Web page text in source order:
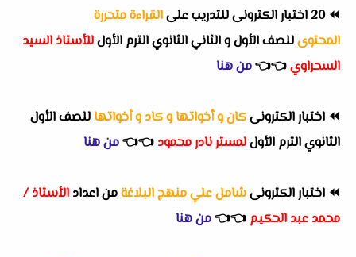
⏪20 اختبار الكترونى للتدريب على
القراءة متحررة
المحتوىللصف الأول و الثاني الثانوي الترم الأولللأستاذ السيد
السحراوي👈
👈من هنا
⏪ اختبار الكترونىكان و أخواتها و كاد و أخواتهاللصف الأول
الثانوي الترم الأوللمستر نادر محمود 👈
👈من هنا
⏪ اختبار الكترونىشامل علي منهج البلاغةمن اعداد الأستاذ /
محمد عبد الحكيم 👈
👈من هنا